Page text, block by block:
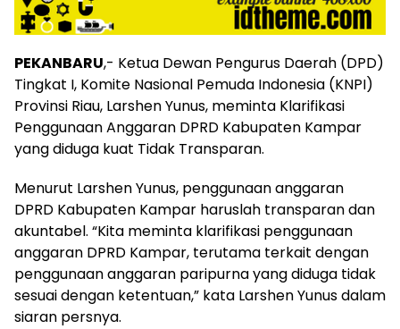
PEKANBARU,- Ketua Dewan Pengurus Daerah (DPD)
Tingkat I, Komite Nasional Pemuda Indonesia (KNPI)
Provinsi Riau, Larshen Yunus, meminta Klarifikasi
Penggunaan Anggaran DPRD Kabupaten Kampar
yang diduga kuat Tidak Transparan.
Menurut Larshen Yunus, penggunaan anggaran
DPRD Kabupaten Kampar haruslah transparan dan
akuntabel. “Kita meminta klarifikasi penggunaan
anggaran DPRD Kampar, terutama terkait dengan
penggunaan anggaran paripurna yang diduga tidak
sesuai dengan ketentuan,” kata Larshen Yunus dalam
siaran persnya.